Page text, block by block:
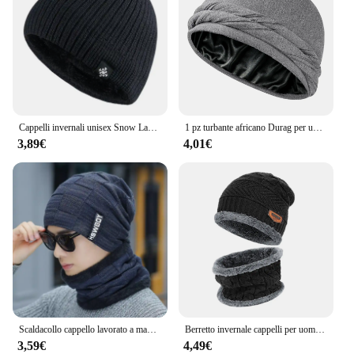
Cappelli invernali unisex Snow Labal Cappelli lavorati a maglia tinta unita per uomo e donna Berretto da esterno Aggiungi fodera in pelliccia Cappelli sportivi caldi
3,89€
1 pz turbante africano Durag per uomo, sciarpa foderata in raso di seta per uomo fascia per la testa, scelta ideale per i regali
4,01€
Scaldacollo cappello lavorato a maglia sciarpa Set fodera in lana di pelliccia spessa berretti in maglia calda passamontagna cappello invernale per uomo donna berretto Skullies Bonnet
3,59€
Berretto invernale cappelli per uomo cappello lavorato a maglia berretto moda berretto donna sciarpa collo di lana spessa berretto passamontagna maschera cofano cappelli caldi
4,49€